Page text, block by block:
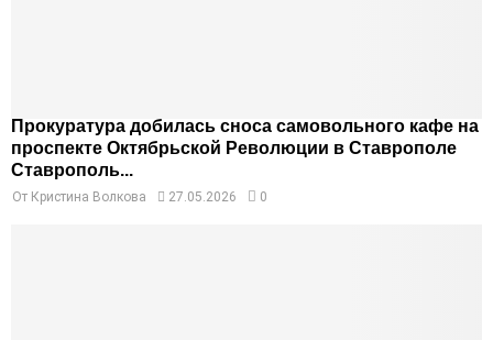
Прокуратура добилась сноса самовольного кафе на
проспекте Октябрьской Революции в Ставрополе
Ставрополь...
От Кристина Волкова 27.05.2026 0